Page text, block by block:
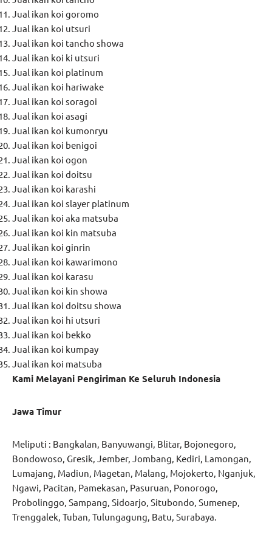
Jual ikan koi goromo
Jual ikan koi utsuri
Jual ikan koi tancho showa
Jual ikan koi ki utsuri
Jual ikan koi platinum
Jual ikan koi hariwake
Jual ikan koi soragoi
Jual ikan koi asagi
Jual ikan koi kumonryu
Jual ikan koi benigoi
Jual ikan koi ogon
Jual ikan koi doitsu
Jual ikan koi karashi
Jual ikan koi slayer platinum
Jual ikan koi aka matsuba
Jual ikan koi kin matsuba
Jual ikan koi ginrin
Jual ikan koi kawarimono
Jual ikan koi karasu
Jual ikan koi kin showa
Jual ikan koi doitsu showa
Jual ikan koi hi utsuri
Jual ikan koi bekko
Jual ikan koi kumpay
Jual ikan koi matsuba
Kami Melayani Pengiriman Ke Seluruh Indonesia
Jawa Timur
Meliputi : Bangkalan, Banyuwangi, Blitar, Bojonegoro,
Bondowoso, Gresik, Jember, Jombang, Kediri, Lamongan,
Lumajang, Madiun, Magetan, Malang, Mojokerto, Nganjuk,
Ngawi, Pacitan, Pamekasan, Pasuruan, Ponorogo,
Probolinggo, Sampang, Sidoarjo, Situbondo, Sumenep,
Trenggalek, Tuban, Tulungagung, Batu, Surabaya.